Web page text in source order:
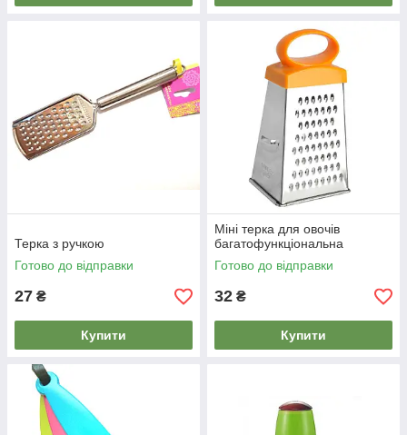
Терка з ручкою
Готово до відправки
27 ₴
Купити
Міні терка для овочів
багатофункціональна
Готово до відправки
32 ₴
Купити